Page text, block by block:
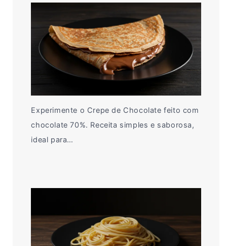
Experimente o Crepe de Chocolate feito com
chocolate 70%. Receita simples e saborosa,
ideal para…